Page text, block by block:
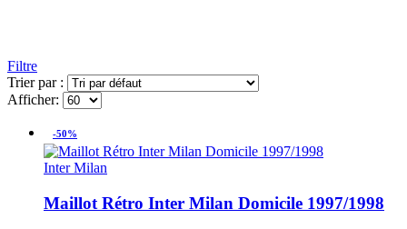
Filtre
Trier par :
Afficher:
-50%
Inter Milan
Maillot Rétro Inter Milan Domicile 1997/1998